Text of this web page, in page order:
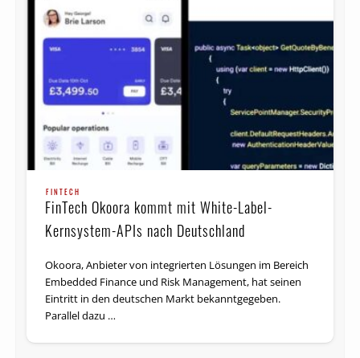
FINTECH
FinTech Okoora kommt mit White-Label-
Kernsystem-APIs nach Deutschland
Okoora, Anbieter von integrierten Lösungen im Bereich
Embedded Finance und Risk Management, hat seinen
Eintritt in den deutschen Markt bekanntgegeben.
Parallel dazu …